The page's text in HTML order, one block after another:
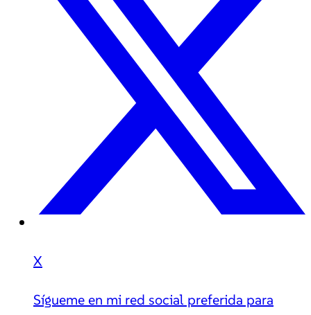
X
Sígueme en mi red social preferida para